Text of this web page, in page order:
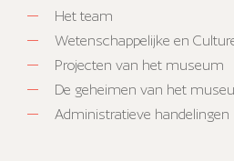
Het team
Wetenschappelijke en
Projecten van het museum
De geheimen van het
Administratieve handelingen